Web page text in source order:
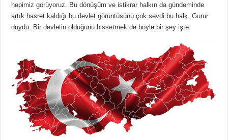
hepimiz görüyoruz. Bu dönüşüm ve istikrar halkın da gündeminde
artık hasret kaldığı bu devlet görüntüsünü çok sevdi bu halk. Gurur
duydu. Bir devletin olduğunu hissetmek de böyle bir şey işte.